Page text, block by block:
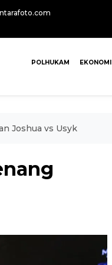
POLHUKAM EKONOMI
Joshua vs Usyk